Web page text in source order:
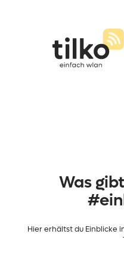
Was
Hier erhältst du Einblicke